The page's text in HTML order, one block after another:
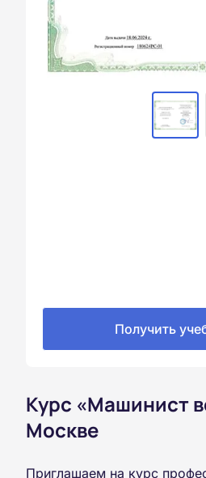
Получить
Курс «Машинист
Москве
Приглашаем на курс